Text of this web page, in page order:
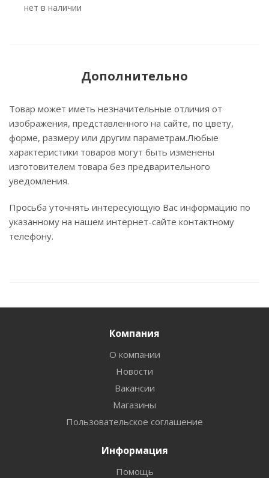
Нет в наличии
Дополнительно
Товар может иметь незначительные отличия от
изображения, представленного на сайте, по цвету,
форме, размеру или другим параметрам.Любые
характеристики товаров могут быть изменены
изготовителем товара без предварительного
уведомления.
Просьба уточнять интересующую Вас информацию по
указанному на нашем интернет-сайте контактному
телефону.
Компания
О компании
Новости
Вакансии
Магазины
Пользовательское соглашение
Информация
Помощь